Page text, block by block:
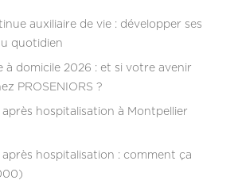
auxiliaire de vie : développer ses
quotidien
à domicile 2026 : et si votre avenir
PROSENIORS ?
hospitalisation à Montpellier
hospitalisation : comment ça